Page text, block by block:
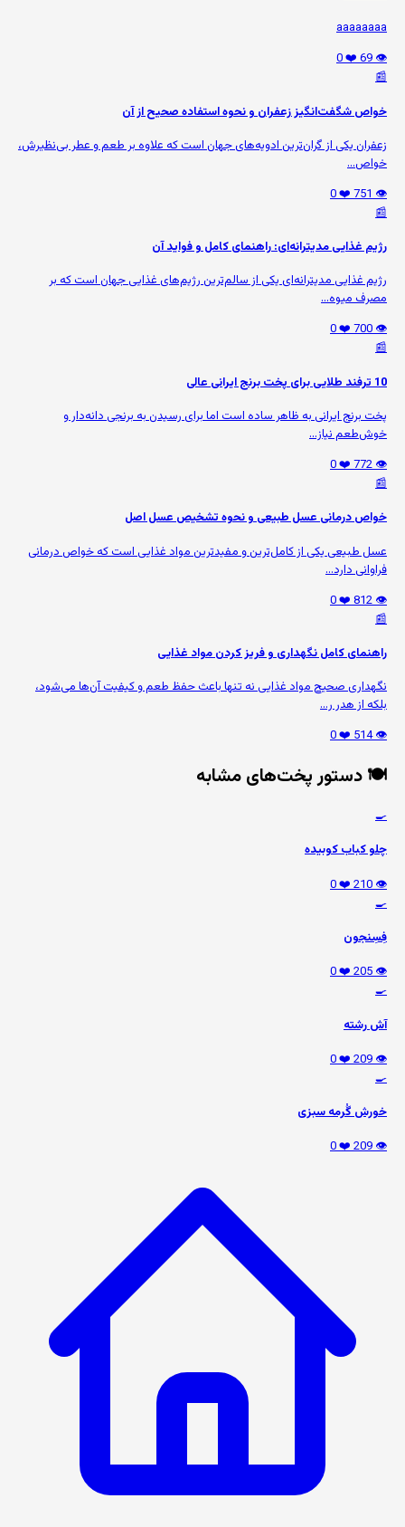
aaaaaaaa
👁️ 69
❤️ 0
📰
خواص شگفت‌انگیز زعفران و نحوه استفاده صحیح از آن
زعفران یکی از گران‌ترین ادویه‌های جهان است که علاوه بر طعم و عطر بی‌نظیرش،
خواص...
👁️ 751
❤️ 0
📰
رژیم غذایی مدیترانه‌ای: راهنمای کامل و فواید آن
رژیم غذایی مدیترانه‌ای یکی از سالم‌ترین رژیم‌های غذایی جهان است که بر
مصرف میوه‌...
👁️ 700
❤️ 0
📰
10 ترفند طلایی برای پخت برنج ایرانی عالی
پخت برنج ایرانی به ظاهر ساده است اما برای رسیدن به برنجی دانه‌دار و
خوش‌طعم نیاز...
👁️ 772
❤️ 0
📰
خواص درمانی عسل طبیعی و نحوه تشخیص عسل اصل
عسل طبیعی یکی از کامل‌ترین و مفیدترین مواد غذایی است که خواص درمانی
فراوانی دارد...
👁️ 812
❤️ 0
📰
راهنمای کامل نگهداری و فریز کردن مواد غذایی
نگهداری صحیح مواد غذایی نه تنها باعث حفظ طعم و کیفیت آن‌ها می‌شود،
بلکه از هدر ر...
👁️ 514
❤️ 0
🍽️ دستور پخت‌های مشابه
🍳
چلو کباب کوبیده
👁️ 210
❤️ 0
🍳
فِسِنجون
👁️ 205
❤️ 0
🍳
آش رشته
👁️ 209
❤️ 0
🍳
خورش گُرمه سبزی
👁️ 209
❤️ 0